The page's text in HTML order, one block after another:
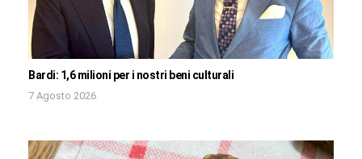
Bardi: 1,6 milioni per i nostri beni culturali
7 Agosto 2026